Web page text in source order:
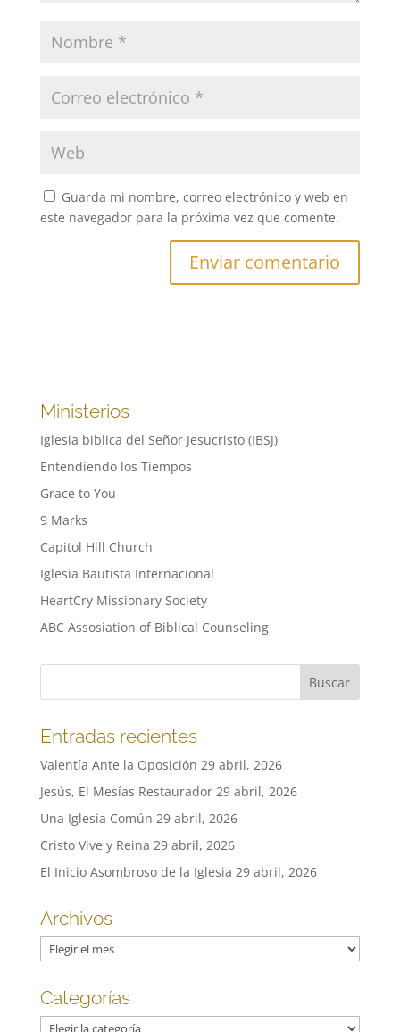
Guarda mi nombre, correo electrónico y web en
este navegador para la próxima vez que comente.
Ministerios
Iglesia biblica del Señor Jesucristo (IBSJ)
Entendiendo los Tiempos
Grace to You
9 Marks
Capitol Hill Church
Iglesia Bautista Internacional
HeartCry Missionary Society
ABC Assosiation of Biblical Counseling
Entradas recientes
Valentía Ante la Oposición 29 abril, 2026
Jesús, El Mesías Restaurador 29 abril, 2026
Una Iglesia Común 29 abril, 2026
Cristo Vive y Reina 29 abril, 2026
El Inicio Asombroso de la Iglesia 29 abril, 2026
Archivos
Archivos
Categorías
Categorías